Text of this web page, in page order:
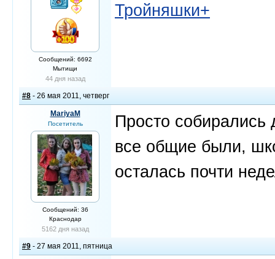
Сообщений: 6692
Мытищи
44 дня назад
Тройняшки+
#8 - 26 мая 2011, четверг
MariyaM
Посетитель
Сообщений: 36
Краснодар
5162 дня назад
Просто собирались
все общие были,
осталась почти
#9 - 27 мая 2011, пятница